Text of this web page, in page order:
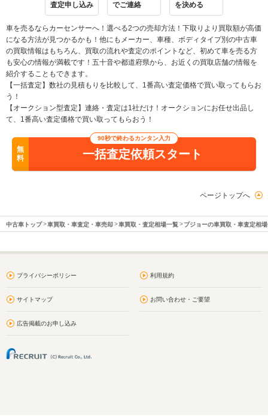
査定申し込み
でご連絡
を決める
車を売るならカーセンサーへ！選べる2つの売却方法！下取りより買取額が高価
になる方法が見つかるかも！他にもメーカー、車種、ボディタイプ別の中古車
の買取情報はもちろん、買取の流れや査定のポイントなど、初めて車を売る方
も安心の情報が満載です！五十音や都道府県から、お近くの買取店舗の情報を
紹介することもできます。
【一括査定】数社の見積もりを比較して、1番高い査定価格で買い取ってもらお
う！
【オークション型査定】連絡・査定は1社だけ！オークションにお任せ出品し
て、1番高い査定価格で買い取ってもらおう！
無
料
90秒で終わるカンタン入力
一括査定依頼スタート
ページトップへ
中古車トップ 車買取・車査定・車売却 車買取・査定相場一覧 プジョーの車買取・車査定相
プライバシーポリシー 利用規約
サイトマップ お問い合わせ・ご要望
広告掲載のお申し込み